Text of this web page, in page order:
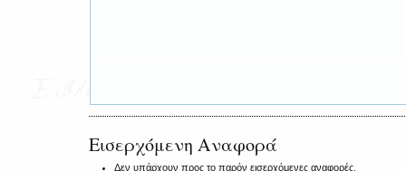
Εισερχόμενη Αναφορά
Δεν υπάρχουν προς το παρόν εισερχόμενες αναφορές.